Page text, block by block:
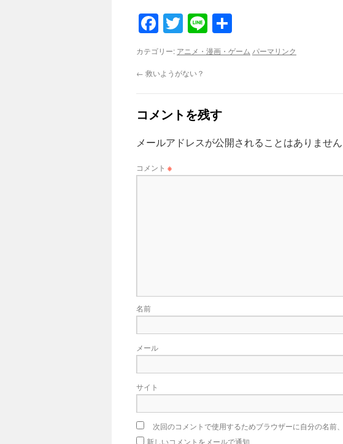
Facebook
Twitter
Line
有
カテゴリー: アニメ・漫画・ゲーム パーマリンク
← 救いようがない？
コメントを残す
メールアドレスが公開されることはありません
コメント ※
名前
メール
サイト
次回のコメントで使用するためブラウザーに自分の名前
新しいコメントをメールで通知